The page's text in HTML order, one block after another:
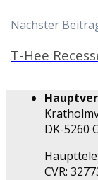
Nächster
T-Hee
DK-5260
CVR: